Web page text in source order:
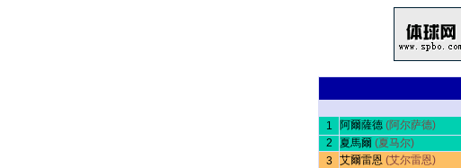
1
阿爾薩德 (阿尔萨德)
2
夏馬爾 (夏马尔)
3
艾爾雷恩 (艾尔雷恩)